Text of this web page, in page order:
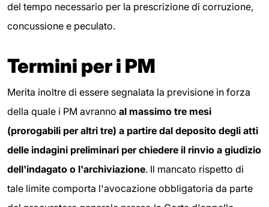
del tempo necessario per la prescrizione di corruzione,
concussione e peculato.
Termini per i PM
Merita inoltre di essere segnalata la previsione in forza
della quale i PM avranno al massimo tre mesi
(prorogabili per altri tre) a partire dal deposito degli atti
delle indagini preliminari per chiedere il rinvio a giudizio
dell'indagato o l'archiviazione. Il mancato rispetto di
tale limite comporta l'avocazione obbligatoria da parte